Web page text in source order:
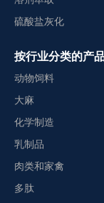
硫酸盐灰化
按行业分类的产
动物饲料
大麻
化学制造
乳制品
肉类和家禽
多肽